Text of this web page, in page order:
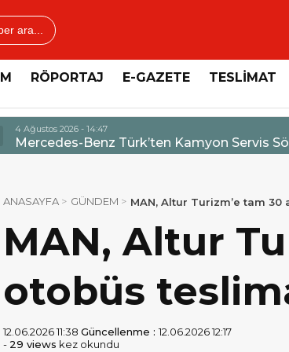
ara...
RÖPORTAJ E-GAZETE TESLİMAT
4 Ağustos 2026 - 14:47
Mercedes-Benz Türk’ten Kamyon Servis
ANASAYFA GÜNDEM MAN, Altur Turizm’e tam
MAN, Altur
otobüs
12.06.2026 11:38 Güncellenme :12.06.2026 12:17
- 29 views kez okundu